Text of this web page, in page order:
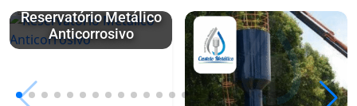
Reservatório Metálico
Anticorrosivo